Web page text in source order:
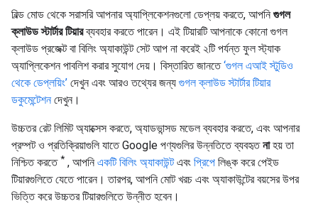
বিল্ড মোড থেকে সরাসরি আপনার অ্যাপ্লিকেশনগুলো ডেপ্লয় করতে, আপনি গুগল
ক্লাউড স্টার্টার টিয়ারব্যবহার করতে পারেন। এই টিয়ারটি আপনাকে কোনো গুগল
ক্লাউড প্রজেক্ট বা বিলিং অ্যাকাউন্ট সেট আপ না করেই ২টি পর্যন্ত ফুল স্ট্যাক
অ্যাপ্লিকেশন পাবলিশ করার সুযোগ দেয়। বিস্তারিত জানতে‘গুগল এআই স্টুডিও
থেকে ডেপ্লয়িং’ দেখুন এবং আরও তথ্যের জন্য গুগল ক্লাউড স্টার্টার টিয়ার
ডকুমেন্টেশনদেখুন।
উচ্চতর রেট লিমিট অ্যাক্সেস করতে, অ্যাডভান্সড মডেল ব্যবহার করতে, এবং আপনার
প্রম্পট ও প্রতিক্রিয়াগুলি যাতে Google পণ্যগুলির উন্নতিতে ব্যবহৃতনাহয় তা
নিশ্চিত করতে * , আপনি একটি বিলিং অ্যাকাউন্টএবং প্রিপে লিঙ্ক করে পেইড
টিয়ারগুলিতে যেতে পারেন। তারপর, আপনি মোট খরচ এবং অ্যাকাউন্টের বয়সের উপর
ভিত্তি করে উচ্চতর টিয়ারগুলিতে উন্নীত হবেন।